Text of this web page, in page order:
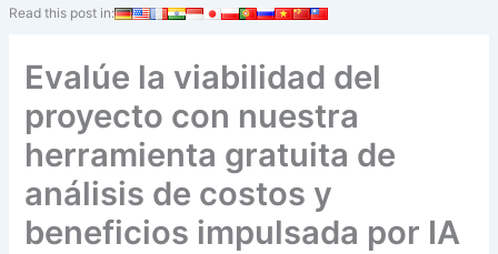
Read this post in:
Evalúe la viabilidad del
proyecto con nuestra
herramienta gratuita de
análisis de costos y
beneficios impulsada por IA